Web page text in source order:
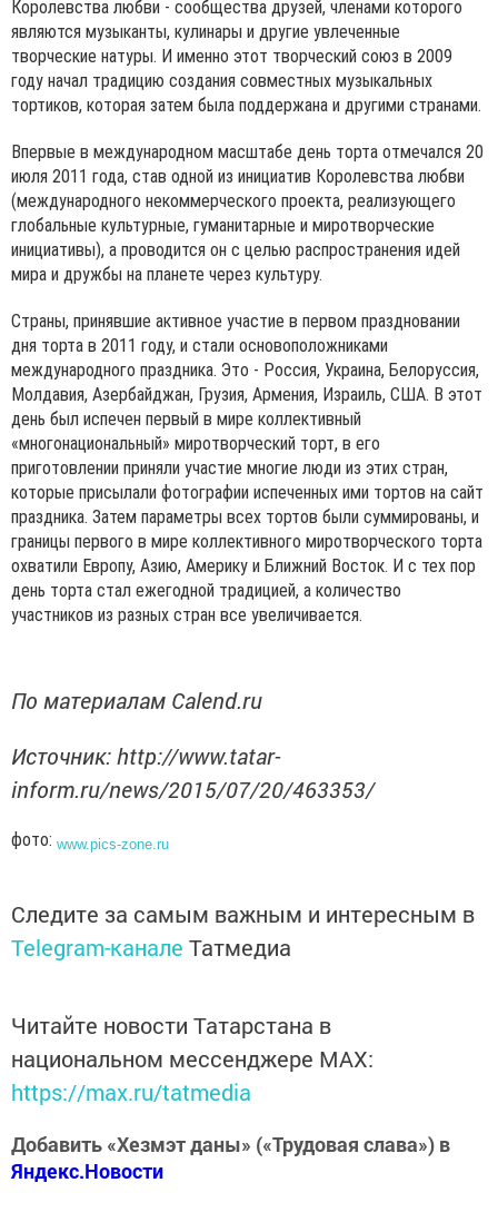
Королевства любви - сообщества друзей, членами которого
являются музыканты, кулинары и другие увлеченные
творческие натуры. И именно этот творческий союз в 2009
году начал традицию создания совместных музыкальных
тортиков, которая затем была поддержана и другими странами.
Впервые в международном масштабе день торта отмечался 20
июля 2011 года, став одной из инициатив Королевства любви
(международного некоммерческого проекта, реализующего
глобальные культурные, гуманитарные и миротворческие
инициативы), а проводится он с целью распространения идей
мира и дружбы на планете через культуру.
Страны, принявшие активное участие в первом праздновании
дня торта в 2011 году, и стали основоположниками
международного праздника. Это - Россия, Украина, Белоруссия,
Молдавия, Азербайджан, Грузия, Армения, Израиль, США. В этот
день был испечен первый в мире коллективный
«многонациональный» миротворческий торт, в его
приготовлении приняли участие многие люди из этих стран,
которые присылали фотографии испеченных ими тортов на сайт
праздника. Затем параметры всех тортов были суммированы, и
границы первого в мире коллективного миротворческого торта
охватили Европу, Азию, Америку и Ближний Восток. И с тех пор
день торта стал ежегодной традицией, а количество
участников из разных стран все увеличивается.
По материалам Calend.ru
Источник: http://www.tatar-
inform.ru/news/2015/07/20/463353/
фото: www.pics-zone.ru
Следите за самым важным и интересным в
Telegram-канале Татмедиа
Читайте новости Татарстана в
национальном мессенджере MАХ:
https://max.ru/tatmedia
Добавить «Хезмэт даны» («Трудовая слава») в
Яндекс.Новости